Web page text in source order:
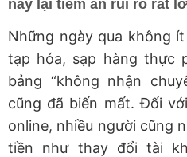
này lại tiềm ẩn rủi ro rất
Những ngày qua không
tạp hóa, sạp hàng thực
bảng “không nhận
cũng đã biến mất. Đối
online, nhiều người cũng
tiền như thay đổi tài